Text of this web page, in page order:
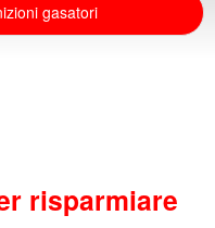
gasatori
risparmiare